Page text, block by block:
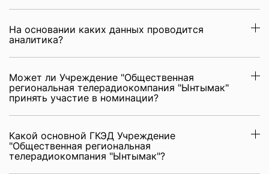
На основании каких данных проводится
аналитика?
Может ли Учреждение "Общественная
региональная телерадиокомпания "Ынтымак"
принять участие в номинации?
Какой основной ГКЭД Учреждение
"Общественная региональная
телерадиокомпания "Ынтымак"?